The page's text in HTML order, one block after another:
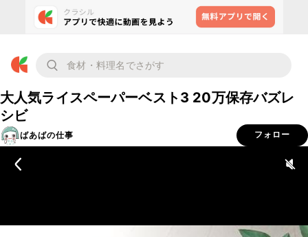
大人気ライスペーパーベスト3 20万保存バズレ
シビ
ばあばの仕事 フォロー